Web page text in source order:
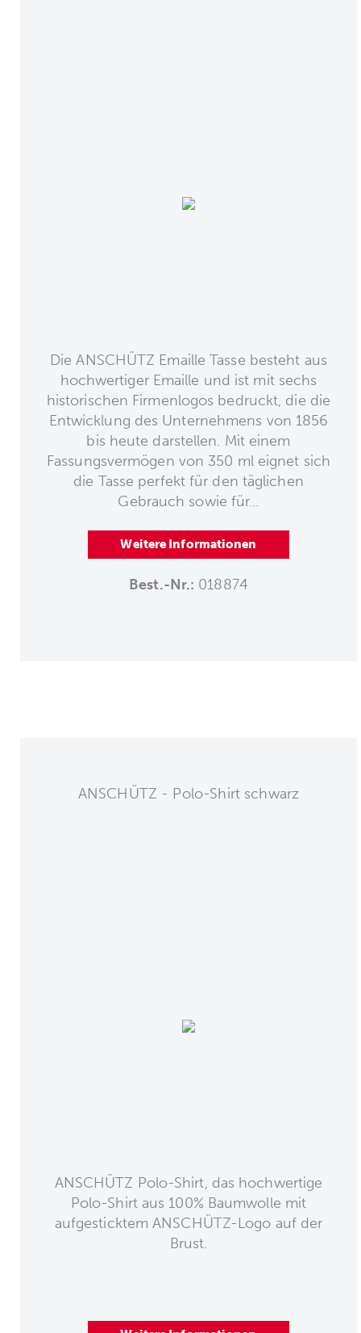
Die ANSCHÜTZ Emaille Tasse besteht aus
hochwertiger Emaille und ist mit sechs
historischen Firmenlogos bedruckt, die die
Entwicklung des Unternehmens von 1856
bis heute darstellen. Mit einem
Fassungsvermögen von 350 ml eignet sich
die Tasse perfekt für den täglichen
Gebrauch sowie für...
Weitere Informationen
Best.-Nr.: 018874
ANSCHÜTZ - Polo-Shirt schwarz
ANSCHÜTZ Polo-Shirt, das hochwertige
Polo-Shirt aus 100% Baumwolle mit
aufgesticktem ANSCHÜTZ-Logo auf der
Brust.